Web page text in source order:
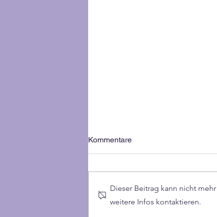
Kommentare
Dieser Beitrag kann nicht
weitere Infos kontaktieren.